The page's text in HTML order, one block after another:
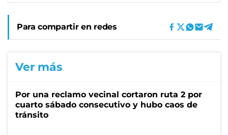
Para compartir en redes
Ver más
Por una reclamo vecinal cortaron ruta 2 por
cuarto sábado consecutivo y hubo caos de
tránsito